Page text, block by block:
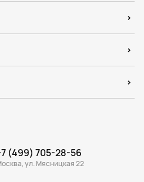
(499) 705-28-56
ул. Мясницкая 22